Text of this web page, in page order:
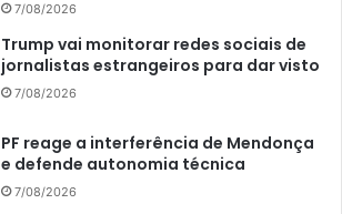
7/08/2026
Trump vai monitorar redes sociais de
jornalistas estrangeiros para dar visto
7/08/2026
PF reage a interferência de Mendonça
e defende autonomia técnica
7/08/2026